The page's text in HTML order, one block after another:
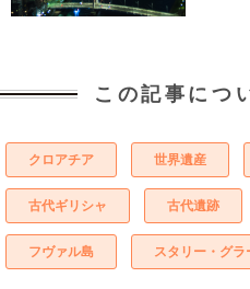
この記事につ
クロアチア 世界遺産
古代ギリシャ 古代遺跡
フヴァル島 スタリー・グラ